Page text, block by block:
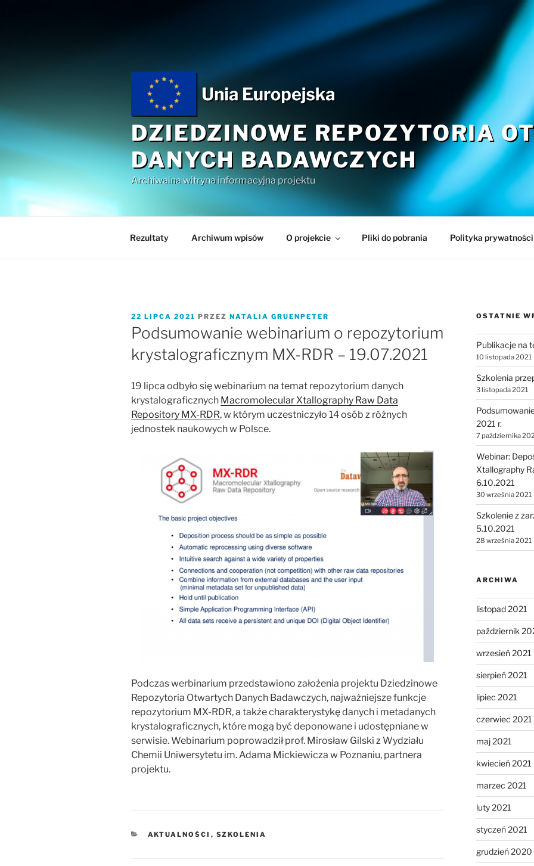
DZIEDZINOWE REPOZYTORIA
DANYCH BADAWCZYCH
Archiwalna witryna informacyjna projektu
Rezultaty Archiwum wpisów O projekcie Pliki do pobrania Polityka prywatności
OPUBLIKOWANE
W
22 LIPCA 2021 PRZEZ NATALIA GRUENPETER
Podsumowanie webinarium o repozytorium
krystalograficznym MX-RDR – 19.07.2021
19 lipca odbyło się webinarium na temat repozytorium danych
krystalograficznych Macromolecular Xtallography Raw Data
Repository MX-RDR, w którym uczestniczyło 14 osób z różnych
jednostek naukowych w Polsce.
Podczas werbinarium przedstawiono założenia projektu Dziedzinowe
Repozytoria Otwartych Danych Badawczych, najważniejsze funkcje
repozytorium MX-RDR, a także charakterystykę danych i metadanych
krystalograficznych, które mogą być deponowane i udostępniane w
serwisie. Webinarium poprowadził prof. Mirosław Gilski z Wydziału
Chemii Uniwersytetu im. Adama Mickiewicza w Poznaniu, partnera
projektu.
KATEGORIE
AKTUALNOŚCI , SZKOLENIA
OSTATNIE
Publikacje na
10 listopada 2021
Szkolenia
3 listopada 2021
2021 r.
7 października
Webinar:
Xtallography
6.10.2021
30 września 2021
Szkolenie z
5.10.2021
28 września 2021
ARCHIWA
listopad 2021
październik
wrzesień 2021
sierpień 2021
lipiec 2021
czerwiec 2021
maj 2021
kwiecień 2021
marzec 2021
luty 2021
styczeń 2021
grudzień 2020